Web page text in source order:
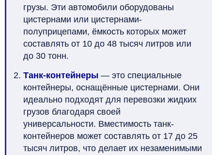
грузы. Эти автомобили оборудованы
цистернами или цистернами-
полуприцепами, ёмкость которых может
составлять от 10 до 48 тысяч литров или
до 30 тонн.
Танк-контейнеры — это специальные
контейнеры, оснащённые цистернами. Они
идеально подходят для перевозки жидких
грузов благодаря своей
универсальности. Вместимость танк-
контейнеров может составлять от 17 до 25
тысяч литров, что делает их незаменимыми